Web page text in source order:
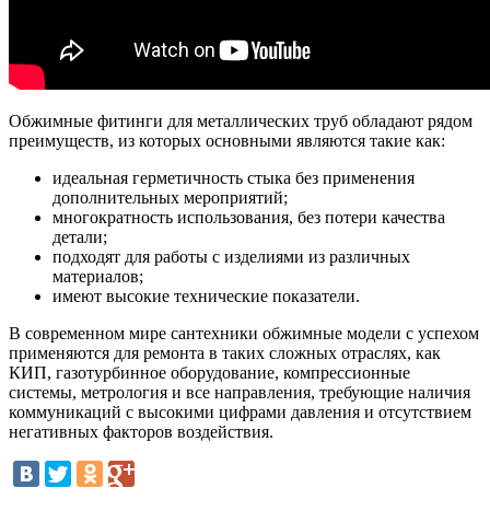
Обжимные фитинги для металлических труб обладают рядом
преимуществ, из которых основными являются такие как:
идеальная герметичность стыка без применения
дополнительных мероприятий;
многократность использования, без потери качества
детали;
подходят для работы с изделиями из различных
материалов;
имеют высокие технические показатели.
В современном мире сантехники обжимные модели с успехом
применяются для ремонта в таких сложных отраслях, как
КИП, газотурбинное оборудование, компрессионные
системы, метрология и все направления, требующие наличия
коммуникаций с высокими цифрами давления и отсутствием
негативных факторов воздействия.